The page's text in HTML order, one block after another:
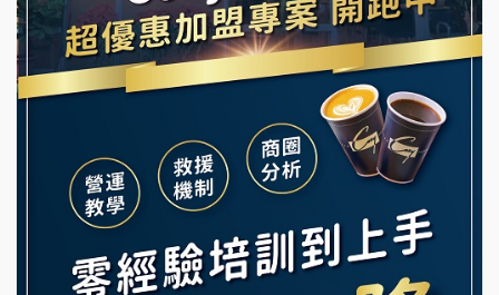
冰封仙果加盟說明會
Ramble Café 漫步藍咖啡加盟說明會
微風亭鐵板燒加盟說明會
鮮茶道加盟說明會
【曉妍美妝】誠徵行政櫃檯
舒油頭加盟說明會
韓金量加盟說明會
Mr.Wish加盟說明會
白鬍泡泡 BOHO POPO加盟說明會